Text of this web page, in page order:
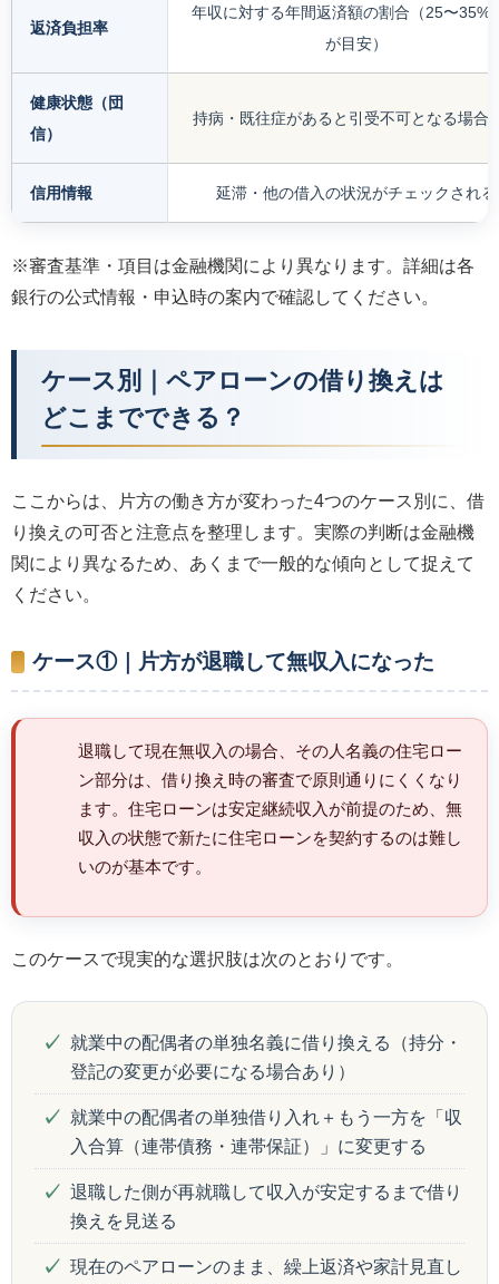
返済負担率
年収に対する年間返済額の割合（25〜35%
が目安）
健康状態（団
信）
持病・既往症があると引受不可となる場合
信用情報 延滞・他の借入の状況がチェックされる
※審査基準・項目は金融機関により異なります。詳細は各
銀行の公式情報・申込時の案内で確認してください。
ケース別｜ペアローンの借り換えは
どこまでできる？
ここからは、片方の働き方が変わった4つのケース別に、借
り換えの可否と注意点を整理します。実際の判断は金融機
関により異なるため、あくまで一般的な傾向として捉えて
ください。
ケース①｜片方が退職して無収入になった
退職して現在無収入の場合、その人名義の住宅ロー
ン部分は、借り換え時の審査で原則通りにくくなり
ます。住宅ローンは安定継続収入が前提のため、無
収入の状態で新たに住宅ローンを契約するのは難し
いのが基本です。
このケースで現実的な選択肢は次のとおりです。
就業中の配偶者の単独名義に借り換える（持分・
登記の変更が必要になる場合あり）
就業中の配偶者の単独借り入れ＋もう一方を「収
入合算（連帯債務・連帯保証）」に変更する
退職した側が再就職して収入が安定するまで借り
換えを見送る
現在のペアローンのまま、繰上返済や家計見直し